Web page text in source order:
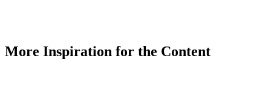
More Inspiration for the Content